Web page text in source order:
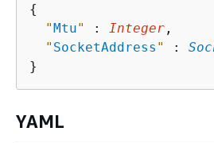
{
"Mtu" : Integer ,
" SocketAddress " :
YAML